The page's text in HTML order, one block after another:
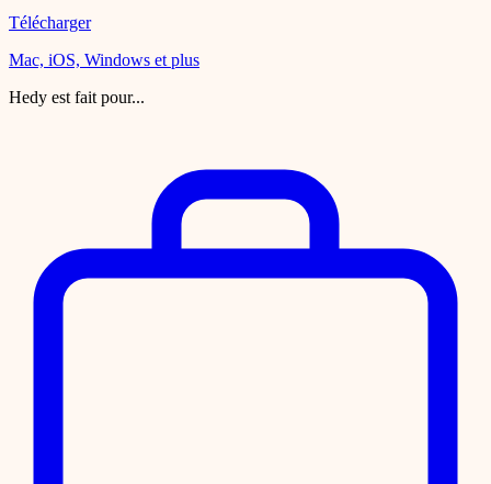
Télécharger
Mac, iOS, Windows et plus
Hedy est fait pour...